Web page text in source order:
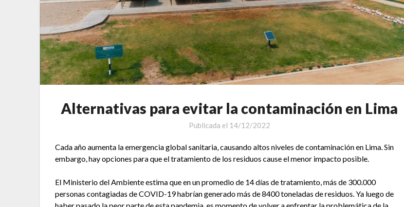
Alternativas para evitar la contaminación en Lima
Publicada el 14/12/2022
Cada año aumenta la emergencia global sanitaria, causando altos niveles de contaminación en Lima. Sin
embargo, hay opciones para que el tratamiento de los residuos cause el menor impacto posible.
El Ministerio del Ambiente estima que en un promedio de 14 días de tratamiento, más de 300.000
personas contagiadas de COVID-19 habrían generado más de 8400 toneladas de residuos. Ya luego de
haber pasado la peor parte de esta pandemia, es momento de volver a enfrentar la problemática de la